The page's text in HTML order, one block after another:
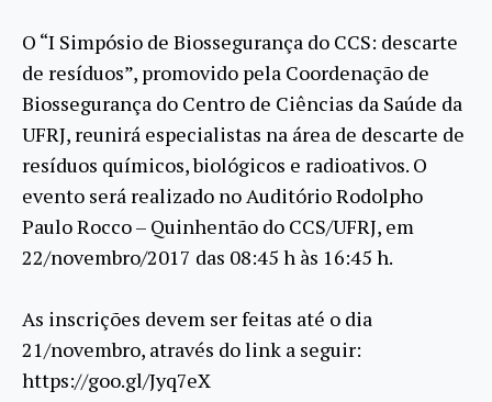
O “I Simpósio de Biossegurança do CCS: descarte
de resíduos”, promovido pela Coordenação de
Biossegurança do Centro de Ciências da Saúde da
UFRJ, reunirá especialistas na área de descarte de
resíduos químicos, biológicos e radioativos. O
evento será realizado no Auditório Rodolpho
Paulo Rocco – Quinhentão do CCS/UFRJ, em
22/novembro/2017 das 08:45 h às 16:45 h.
As inscrições devem ser feitas até o dia
21/novembro, através do link a seguir:
https://goo.gl/Jyq7eX